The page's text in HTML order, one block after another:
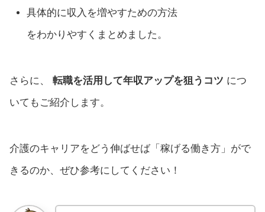
具体的に収入を増やすための方法
をわかりやすくまとめました。
さらに、 転職を活用して年収アップを狙うコツ につ
いてもご紹介します。
介護のキャリアをどう伸ばせば「稼げる働き方」がで
きるのか、ぜひ参考にしてください！